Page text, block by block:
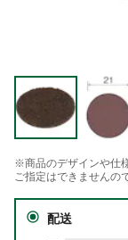
※商品のデザインや仕
ご指定はできませんの
配送